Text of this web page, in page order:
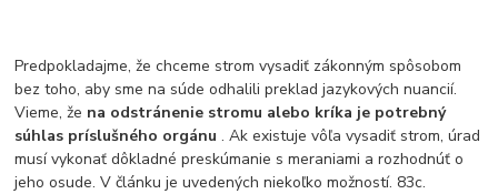
Predpokladajme, že chceme strom vysadiť zákonným spôsobom
bez toho, aby sme na súde odhalili preklad jazykových nuancií.
Vieme, že na odstránenie stromu alebo kríka je potrebný
súhlas príslušného orgánu. Ak existuje vôľa vysadiť strom, úrad
musí vykonať dôkladné preskúmanie s meraniami a rozhodnúť o
jeho osude. V článku je uvedených niekoľko možností. 83c.